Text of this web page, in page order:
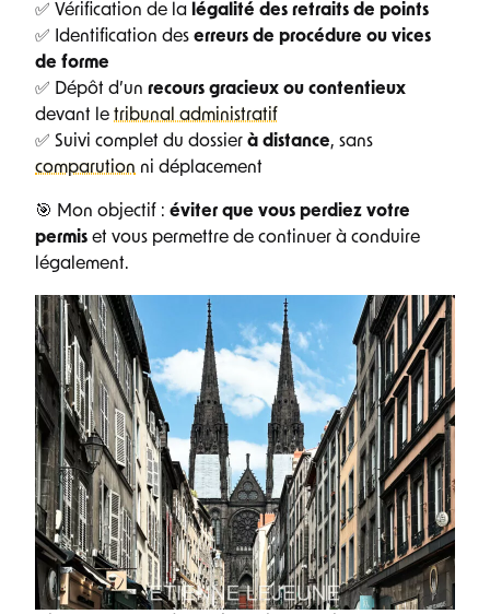
✅ Vérification de la légalité des retraits de points
✅ Identification des erreurs de procédure ou vices
de forme
✅ Dépôt d’un recours gracieux ou contentieux
devant le tribunal administratif
✅ Suivi complet du dossier à distance, sans
comparution ni déplacement
🎯 Mon objectif : éviter que vous perdiez votre
permis et vous permettre de continuer à conduire
légalement.